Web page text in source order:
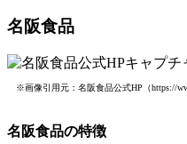
名阪食品
※画像引用元：名阪食品公式HP（https://
名阪食品の特徴